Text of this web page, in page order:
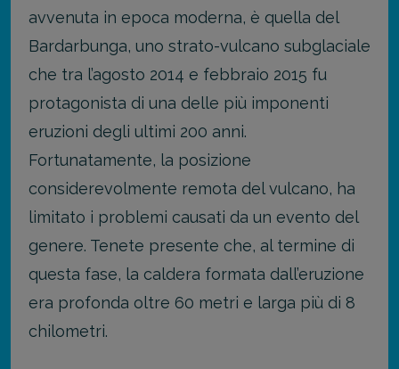
avvenuta in epoca moderna, è quella del
Bardarbunga, uno strato-vulcano subglaciale
che tra l’agosto 2014 e febbraio 2015 fu
protagonista di una delle più imponenti
eruzioni degli ultimi 200 anni.
Fortunatamente, la posizione
considerevolmente remota del vulcano, ha
limitato i problemi causati da un evento del
genere. Tenete presente che, al termine di
questa fase, la caldera formata dall’eruzione
era profonda oltre 60 metri e larga più di 8
chilometri.